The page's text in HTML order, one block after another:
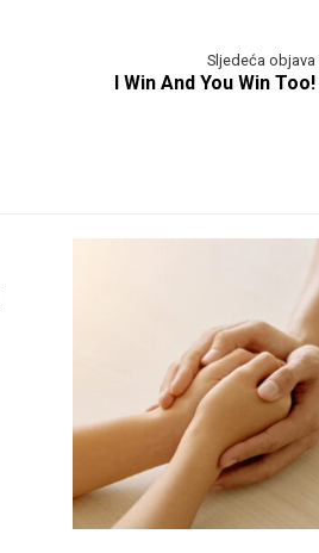
Sljedeća objava
I Win And You Win Too!